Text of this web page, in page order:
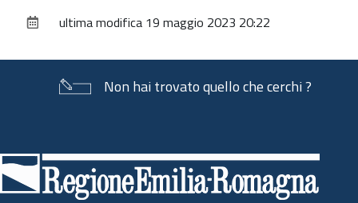
documentoultima modifica 19 maggio 2023 20:22
Non hai trovato quello che cerchi ?
di
pagina